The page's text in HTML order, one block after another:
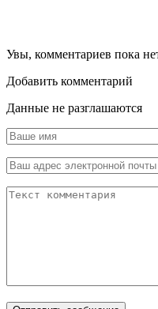
Увы, комментариев пока
Добавить комментарий
Данные не разглашаются